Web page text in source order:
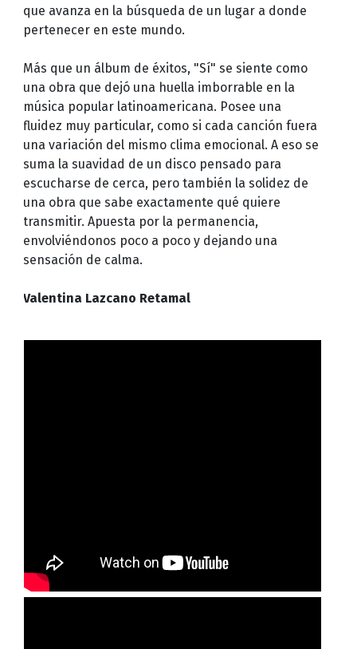
que avanza en la búsqueda de un lugar a donde
pertenecer en este mundo.
Más que un álbum de éxitos, "Sí" se siente como
una obra que dejó una huella imborrable en la
música popular latinoamericana. Posee una
fluidez muy particular, como si cada canción fuera
una variación del mismo clima emocional. A eso se
suma la suavidad de un disco pensado para
escucharse de cerca, pero también la solidez de
una obra que sabe exactamente qué quiere
transmitir. Apuesta por la permanencia,
envolviéndonos poco a poco y dejando una
sensación de calma.
Valentina Lazcano Retamal